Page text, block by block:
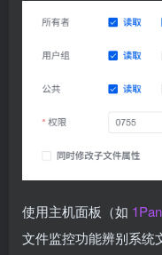
使用主机面板（如
文件监控功能辨别系统